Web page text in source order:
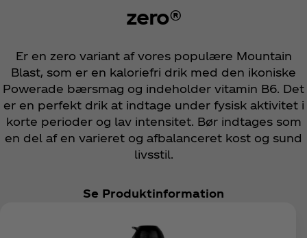
zero®
Er en zero variant af vores populære Mountain
Blast, som er en kaloriefri drik med den ikoniske
Powerade bærsmag og indeholder vitamin B6. Det
er en perfekt drik at indtage under fysisk aktivitet i
korte perioder og lav intensitet. Bør indtages som
en del af en varieret og afbalanceret kost og sund
livsstil.
Se Produktinformation